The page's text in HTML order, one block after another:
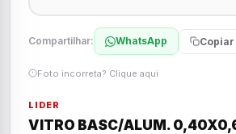
Compartilhar: WhatsApp
Foto incorreta? Clique aqui
LIDER
VITRO BASC/ALUM.